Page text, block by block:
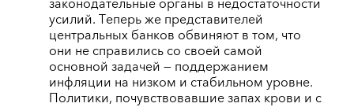
усилий. Теперь же представителей
центральных банков обвиняют в том, что
они не справились со своей самой
основной задачей — поддержанием
инфляции на низком и стабильном уровне.
Политики, почувствовавшие запах крови и с